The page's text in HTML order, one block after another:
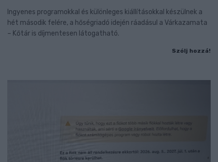
Ingyenes programokkal és különleges kiállításokkal készülnek a
hét második felére, a hőségriadó idején ráadásul a Várkazamata
– Kőtár is díjmentesen látogatható.
Szólj hozzá!